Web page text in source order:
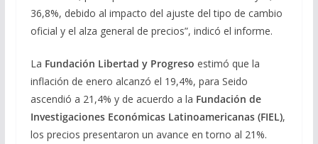
36,8%, debido al impacto del ajuste del tipo de cambio
oficial y el alza general de precios”, indicó el informe.
La Fundación Libertad y Progreso estimó que la
inflación de enero alcanzó el 19,4%, para Seido
ascendió a 21,4% y de acuerdo a la Fundación de
Investigaciones Económicas Latinoamericanas (FIEL),
los precios presentaron un avance en torno al 21%.